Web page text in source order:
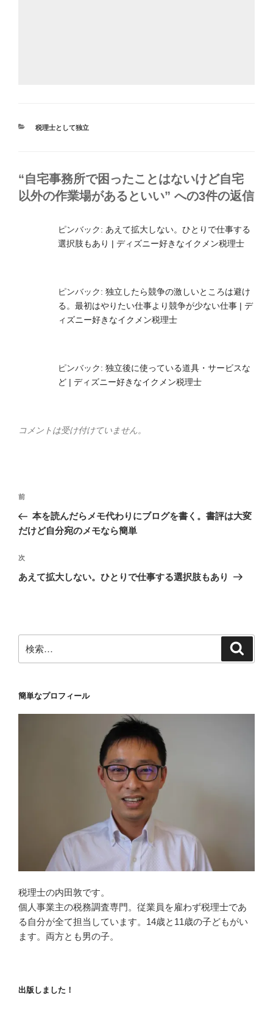
カ
税理士として独立
“自宅事務所で困ったことはないけど自宅
以外の作業場があるといい” への3件の返信
ピンバック: あえて拡大しない。ひとりで仕事する
選択肢もあり | ディズニー好きなイクメン税理士
ピンバック: 独立したら競争の激しいところは避け
る。最初はやりたい仕事より競争が少ない仕事 | デ
ィズニー好きなイクメン税理士
ピンバック: 独立後に使っている道具・サービスな
ど | ディズニー好きなイクメン税理士
コメントは受け付けていません。
投
ナ
ゲ
ー
前
の
投
前
本を読んだらメモ代わりにブログを書く。書評は大変
だけど自分宛のメモなら簡単
次
の
次
あえて拡大しない。ひとりで仕事する選択肢もあり
索:
簡単なプロフィール
税理士の内田敦です。
個人事業主の税務調査専門。従業員を雇わず税理士であ
る自分が全て担当しています。14歳と11歳の子どもがい
ます。両方とも男の子。
出版しました！